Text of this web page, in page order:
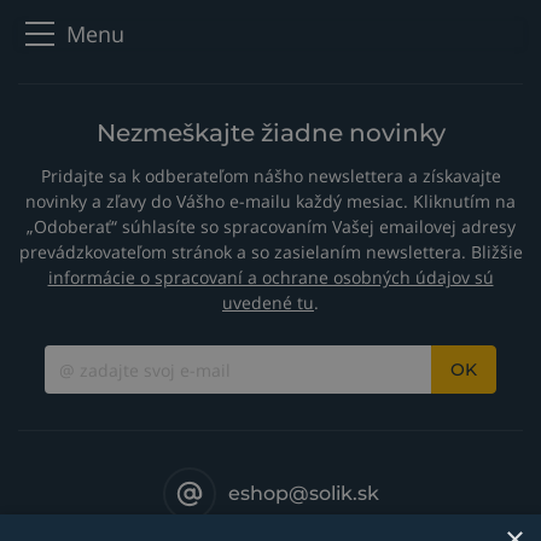
10 Kĺb a poistná matica
13
Plášť neoprén x 3,2 m
Plášť neoprén x 7,2 m
PERNCS-32
PERNCS-72
14 Plášť x 12,5 ft koža
Plášť x 25 ft koža
PERCO100-40
PERCO100-80
15 Chránič kábla
PSLH917-S
Kábel prúdový x 12,5 ft
Kábel prúdový x 25 ft
PSL57Y01AOB
PSL57Y03AOB
Menu
Nezmeškajte žiadne novinky
Pridajte sa k odberateľom nášho newslettera a získavajte
novinky a zľavy do Vášho e-mailu každý mesiac. Kliknutím na
„Odoberať“ súhlasíte so spracovaním Vašej emailovej adresy
prevádzkovateľom stránok a so zasielaním newslettera. Bližšie
informácie o spracovaní a ochrane osobných údajov sú
uvedené tu.
OK
eshop@solik.sk